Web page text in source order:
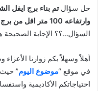
حل سؤال
وارتفاعه 100 متر اقل من برج المملكة
السؤال…؟؟ الإجابة
أهلاً وسهلاً بكم زوارنا الأعزاء
في موقع “موضوع اليوم” حيث
احتياجاتكم الأكاديمية